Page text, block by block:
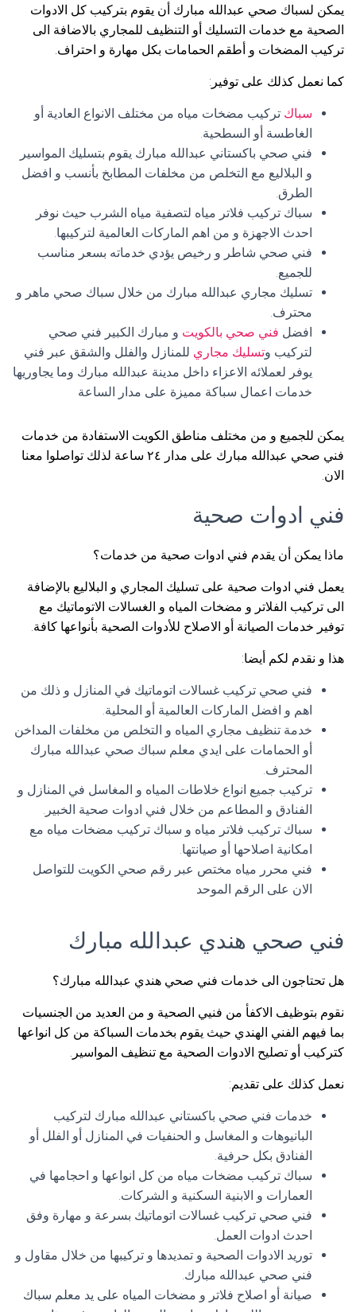
يمكن لسباك صحي عبدالله مبارك أن يقوم بتركيب كل الادوات
الصحية مع خدمات التسليك أو التنظيف للمجاري بالاضافة الى
تركيب المضخات و أطقم الحمامات بكل مهارة و احتراف.
كما نعمل كذلك على توفير:
سباك تركيب مضخات مياه من مختلف الانواع العادية أو
الغاطسة أو السطحية.
فني صحي باكستاني عبدالله مبارك يقوم بتسليك المواسير
و البلاليع مع التخلص من مخلفات المطابخ بأنسب و افضل
الطرق.
سباك تركيب فلاتر مياه لتصفية مياه الشرب حيث نوفر
احدث الاجهزة و من اهم الماركات العالمية لتركيبها.
فني صحي شاطر و رخيص يؤدي خدماته بسعر مناسب
للجميع.
تسليك مجاري عبدالله مبارك من خلال سباك صحي ماهر و
محترف.
افضل فني صحي بالكويت و مبارك الكبير فني صحي
لتركيب وتسليك مجاري للمنازل والفلل والشقق عبر فني
يوفر لعملائه الاعزاء داخل مدينة عبدالله مبارك وما يجاوريها
خدمات اعمال سباكة مميزة على مدار الساعة
يمكن للجميع و من مختلف مناطق الكويت الاستفادة من خدمات
فني صحي عبدالله مبارك على مدار ٢٤ ساعة لذلك تواصلوا معنا
الان.
فني ادوات صحية
ماذا يمكن أن يقدم فني ادوات صحية من خدمات؟
يعمل فني ادوات صحية على تسليك المجاري و البلاليع بالإضافة
الى تركيب الفلاتر و مضخات المياه و الغسالات الاتوماتيك مع
توفير خدمات الصيانة أو الاصلاح للأدوات الصحية بأنواعها كافة.
هذا و نقدم لكم أيضا:
فني صحي تركيب غسالات اتوماتيك في المنازل و ذلك من
اهم و افضل الماركات العالمية أو المحلية.
خدمة تنظيف مجاري المياه و التخلص من مخلفات المداخن
أو الحمامات على ايدي معلم سباك صحي عبدالله مبارك
المحترف.
تركيب جميع انواع خلاطات المياه و المغاسل في المنازل و
الفنادق و المطاعم من خلال فني ادوات صحية الخبير.
سباك تركيب فلاتر مياه و سباك تركيب مضخات مياه مع
امكانية اصلاحها أو صيانتها.
فني محرر مياه مختص عبر رقم صحي الكويت للتواصل
الان على الرقم الموحد
فني صحي هندي عبدالله مبارك
هل تحتاجون الى خدمات فني صحي هندي عبدالله مبارك؟
نقوم بتوظيف الاكفأ من فنيي الصحية و من العديد من الجنسيات
بما فيهم الفني الهندي حيث يقوم بخدمات السباكة من كل انواعها
كتركيب أو تصليح الادوات الصحية مع تنظيف المواسير.
نعمل كذلك على تقديم:
خدمات فني صحي باكستاني عبدالله مبارك لتركيب
البانيوهات و المغاسل و الحنفيات في المنازل أو الفلل أو
الفنادق بكل حرفية.
سباك تركيب مضخات مياه من كل انواعها و احجامها في
العمارات و الابنية السكنية و الشركات.
فني صحي تركيب غسالات اتوماتيك بسرعة و مهارة وفق
احدث ادوات العمل.
توريد الادوات الصحية و تمديدها و تركيبها من خلال مقاول و
فني صحي عبدالله مبارك.
صيانة أو اصلاح فلاتر و مضخات المياه على يد معلم سباك